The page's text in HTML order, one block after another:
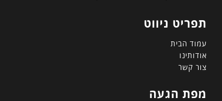
תפריט ניווט
עמוד הבית
אודותינו
צור קשר
מפת הגעה